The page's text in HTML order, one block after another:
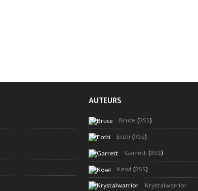
AUTEURS
Bruce (RSS)
Ecchi (RSS)
Garrett (RSS)
Kewl (RSS)
Krystalwarrior